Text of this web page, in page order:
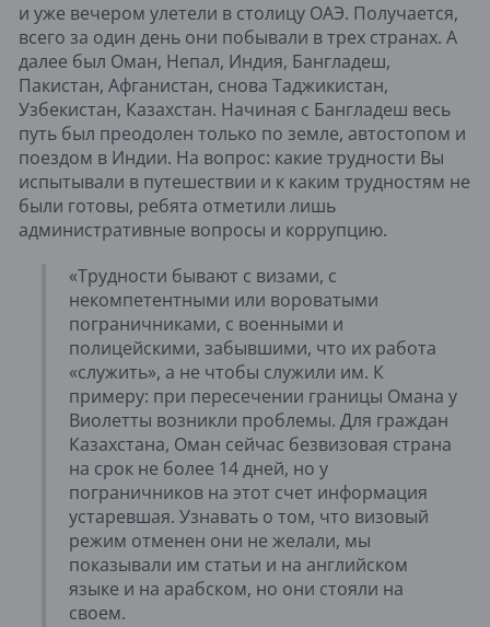
и уже вечером улетели в столицу ОАЭ. Получается,
всего за один день они побывали в трех странах. А
далее был Оман, Непал, Индия, Бангладеш,
Пакистан, Афганистан, снова Таджикистан,
Узбекистан, Казахстан. Начиная с Бангладеш весь
путь был преодолен только по земле, автостопом и
поездом в Индии. На вопрос: какие трудности Вы
испытывали в путешествии и к каким трудностям не
были готовы, ребята отметили лишь
административные вопросы и коррупцию.
«Трудности бывают с визами, с
некомпетентными или вороватыми
пограничниками, с военными и
полицейскими, забывшими, что их работа
«служить», а не чтобы служили им. К
примеру: при пересечении границы Омана у
Виолетты возникли проблемы. Для граждан
Казахстана, Оман сейчас безвизовая страна
на срок не более 14 дней, но у
пограничников на этот счет информация
устаревшая. Узнавать о том, что визовый
режим отменен они не желали, мы
показывали им статьи и на английском
языке и на арабском, но они стояли на
своем.